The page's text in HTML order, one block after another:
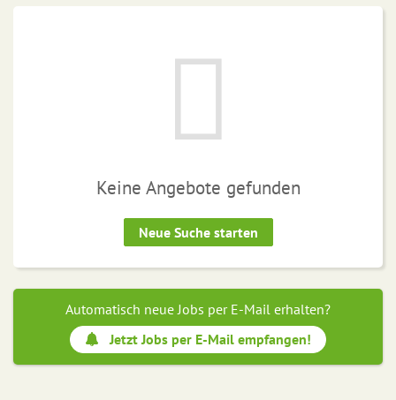
Keine Angebote gefunden
Neue Suche starten
Automatisch neue Jobs per E-Mail erhalten?
Jetzt Jobs per E-Mail empfangen!